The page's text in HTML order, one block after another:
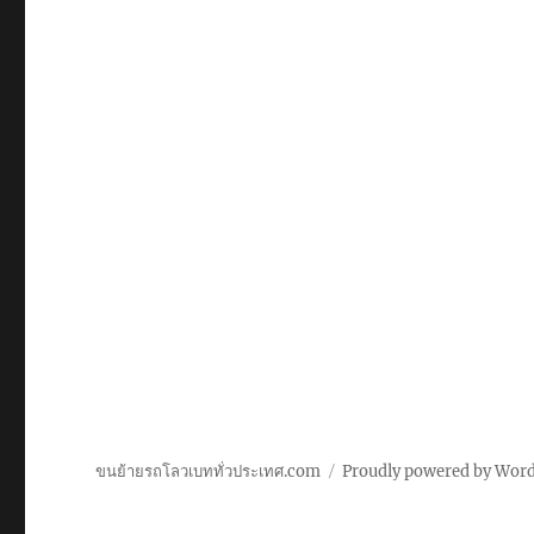
ขนย้ายรถโลวเบททั่วประเทศ.com Proudly powered by